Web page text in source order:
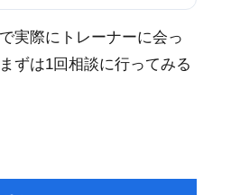
実際にトレーナーに会っ
ずは1回相談に行ってみる